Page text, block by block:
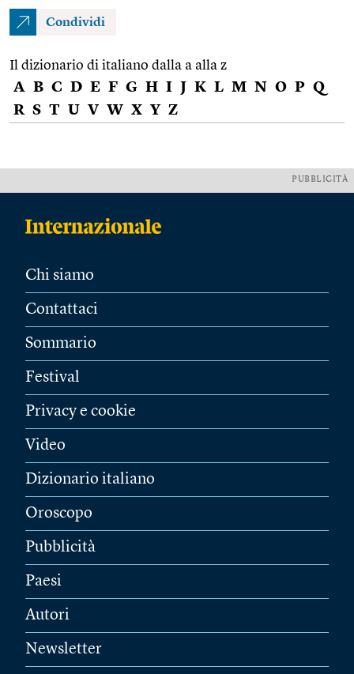
Condividi
Il dizionario di italiano dalla a alla z
A B C D E F G H I J K L M N O P Q
R S T U V W X Y Z
PUBBLICITÀ
Chi siamo
Contattaci
Sommario
Festival
Privacy e cookie
Video
Dizionario italiano
Oroscopo
Pubblicità
Paesi
Autori
Newsletter